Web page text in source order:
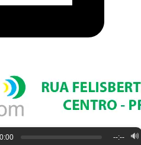
--:-- 🔊